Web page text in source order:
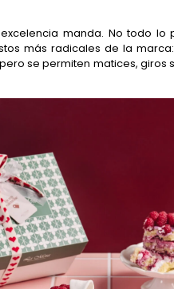
manda. No todo lo
más radicales de la marca:
se permiten matices, giros